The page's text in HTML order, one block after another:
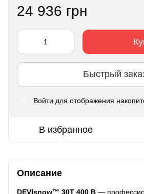
24 936 грн
Быстрый
Войти для отображения
В избранное
Описание
DEVIsnow™ 30T 400 В —